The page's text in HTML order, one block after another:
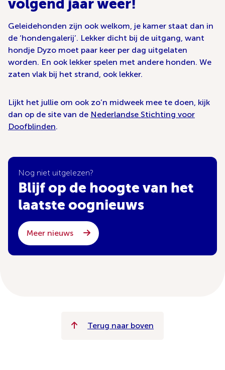
volgend jaar weer!
Geleidehonden zijn ook welkom, je kamer staat dan in
de ‘hondengalerij’. Lekker dicht bij de uitgang, want
hondje Dyzo moet paar keer per dag uitgelaten
worden. En ook lekker spelen met andere honden. We
zaten vlak bij het strand, ook lekker.
Lijkt het jullie om ook zo’n midweek mee te doen, kijk
dan op de site van de Nederlandse Stichting voor
Doofblinden.
Nog niet uitgelezen?
Blijf op de hoogte van het
laatste oognieuws
Meer nieuws
Terug naar boven